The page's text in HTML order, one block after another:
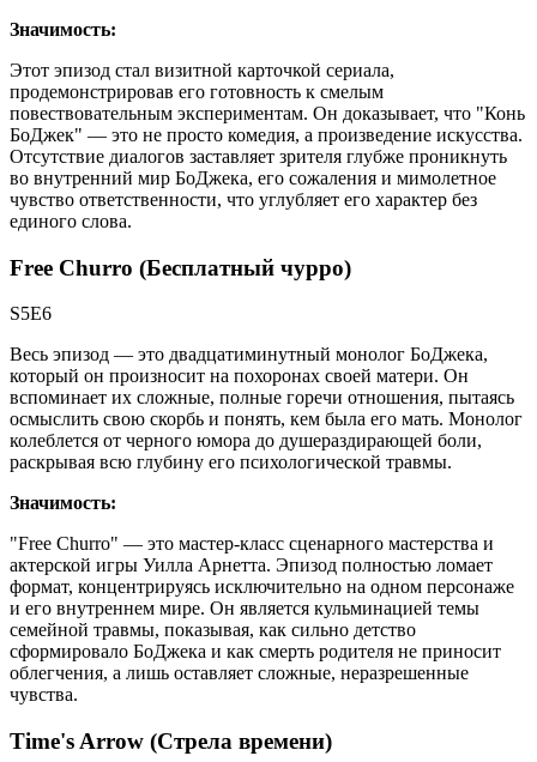
Значимость:
Этот эпизод стал визитной карточкой сериала,
продемонстрировав его готовность к смелым
повествовательным экспериментам. Он доказывает, что "Конь
БоДжек" — это не просто комедия, а произведение искусства.
Отсутствие диалогов заставляет зрителя глубже проникнуть
во внутренний мир БоДжека, его сожаления и мимолетное
чувство ответственности, что углубляет его характер без
единого слова.
Free Churro (Бесплатный чурро)
S5E6
Весь эпизод — это двадцатиминутный монолог БоДжека,
который он произносит на похоронах своей матери. Он
вспоминает их сложные, полные горечи отношения, пытаясь
осмыслить свою скорбь и понять, кем была его мать. Монолог
колеблется от черного юмора до душераздирающей боли,
раскрывая всю глубину его психологической травмы.
Значимость:
"Free Churro" — это мастер-класс сценарного мастерства и
актерской игры Уилла Арнетта. Эпизод полностью ломает
формат, концентрируясь исключительно на одном персонаже
и его внутреннем мире. Он является кульминацией темы
семейной травмы, показывая, как сильно детство
сформировало БоДжека и как смерть родителя не приносит
облегчения, а лишь оставляет сложные, неразрешенные
чувства.
Time's Arrow (Стрела времени)